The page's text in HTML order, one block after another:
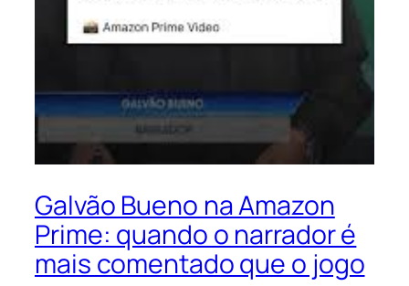
Galvão Bueno na Amazon
Prime: quando o narrador é
mais comentado que o jogo